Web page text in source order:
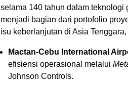
selama 140 tahun dalam teknologi
menjadi bagian dari portofolio
isu keberlanjutan di Asia Tenggara
Mactan-Cebu International
efisiensi operasional melalui
Johnson Controls.